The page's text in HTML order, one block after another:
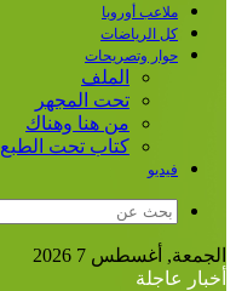
ملاعب أوروبا
كل الرياضات
حوار وتصريحات
الملف
تحت المجهر
من هنا وهناك
كتاب تحت الطبع
فيديو
الجمعة, أغسطس 7 2026
أخبار عاجلة